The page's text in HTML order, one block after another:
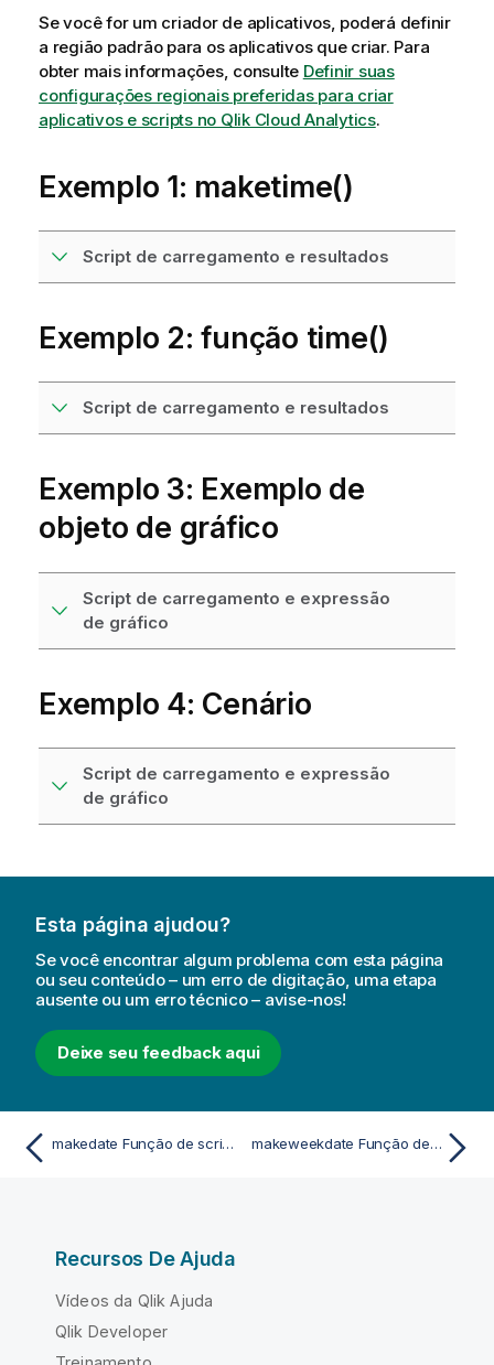
Se você for um criador de aplicativos, poderá definir
a região padrão para os aplicativos que criar. Para
obter mais informações, consulte Definir suas
configurações regionais preferidas para criar
aplicativos e scripts no Qlik Cloud Analytics.
Exemplo 1: maketime()
Script de carregamento e resultados
Exemplo 2: função time()
Script de carregamento e resultados
Exemplo 3: Exemplo de
objeto de gráfico
Script de carregamento e expressão
de gráfico
Exemplo 4: Cenário
Script de carregamento e expressão
de gráfico
Esta página ajudou?
Se você encontrar algum problema com esta página
ou seu conteúdo – um erro de digitação, uma etapa
ausente ou um erro técnico – avise-nos!
Deixe seu feedback aqui
makedate Função de script e de gráfico makeweekdate Função de script e de gráfico
Recursos De Ajuda
Vídeos da Qlik Ajuda
Qlik Developer